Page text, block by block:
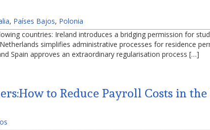
, Países Bajos, Polonia
countries: Ireland introduces a bridging permission for
simplifies administrative processes for residence
Spain approves an extraordinary regularisation process […]
to Reduce Payroll Costs in